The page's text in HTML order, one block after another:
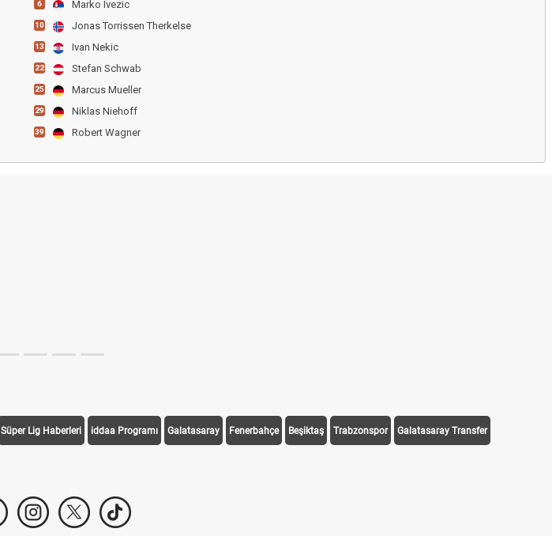
6 Marko Ivezic
10 Jonas Torrissen Therkelse
13 Ivan Nekic
22 Stefan Schwab
25 Marcus Mueller
29 Niklas Niehoff
39 Robert Wagner
Süper Lig Haberleri iddaa Programı Galatasaray Fenerbahçe Beşiktaş Trabzonspor Galatasaray Transfer